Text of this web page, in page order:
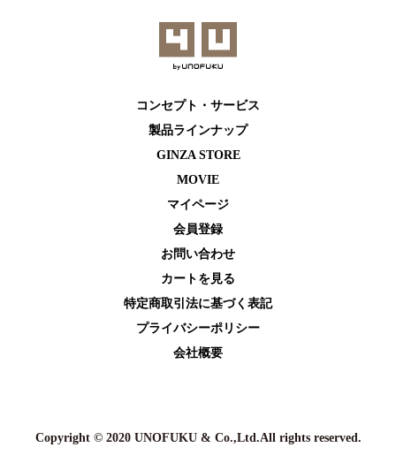
コンセプト・サービス
製品ラインナップ
GINZA STORE
MOVIE
マイページ
会員登録
お問い合わせ
カートを⾒る
特定商取引法に基づく表記
プライバシーポリシー
会社概要
Copyright © 2020 UNOFUKU & Co.,Ltd.All rights reserved.